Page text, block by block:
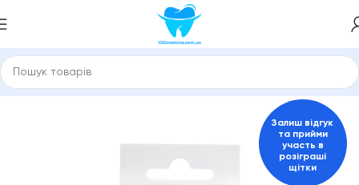
міжзубні йоржики Міжзубні йоржики та скребки Curaprox
Залиш відгук
та прийми
участь в
розіграші
щітки